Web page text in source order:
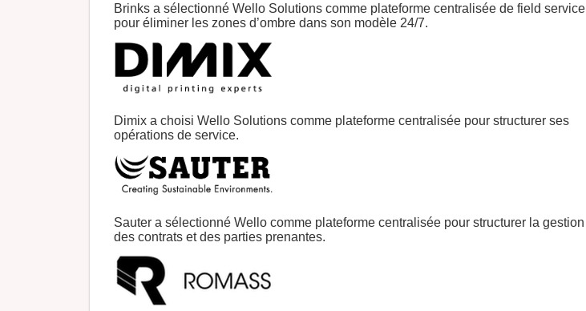
Brinks a sélectionné Wello Solutions comme plateforme centralisée de field service
pour éliminer les zones d’ombre dans son modèle 24/7.
Dimix a choisi Wello Solutions comme plateforme centralisée pour structurer ses
opérations de service.
Sauter a sélectionné Wello comme plateforme centralisée pour structurer la gestion
des contrats et des parties prenantes.